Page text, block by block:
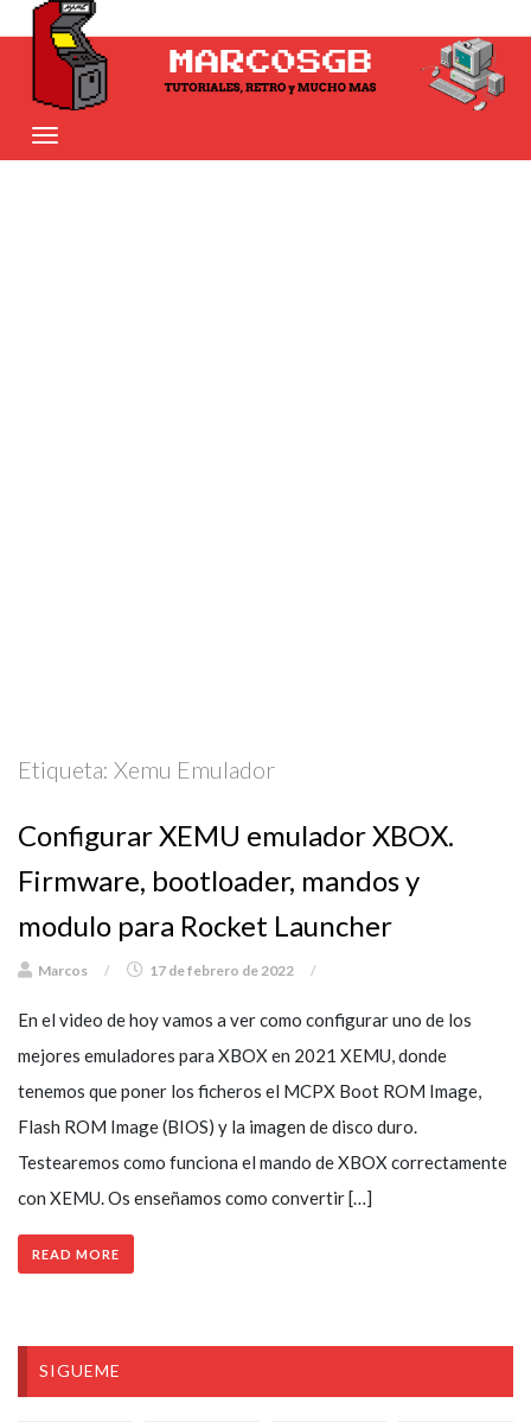
Etiqueta: Xemu Emulador
Configurar XEMU emulador XBOX.
Firmware, bootloader, mandos y
modulo para Rocket Launcher
Marcos / 17 de febrero de 2022 /
En el video de hoy vamos a ver como configurar uno de los
mejores emuladores para XBOX en 2021 XEMU, donde
tenemos que poner los ficheros el MCPX Boot ROM Image,
Flash ROM Image (BIOS) y la imagen de disco duro.
Testearemos como funciona el mando de XBOX correctamente
con XEMU. Os enseñamos como convertir […]
READ MORE
SIGUEME